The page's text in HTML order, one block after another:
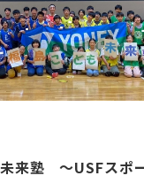
来塾 ～USFスポ